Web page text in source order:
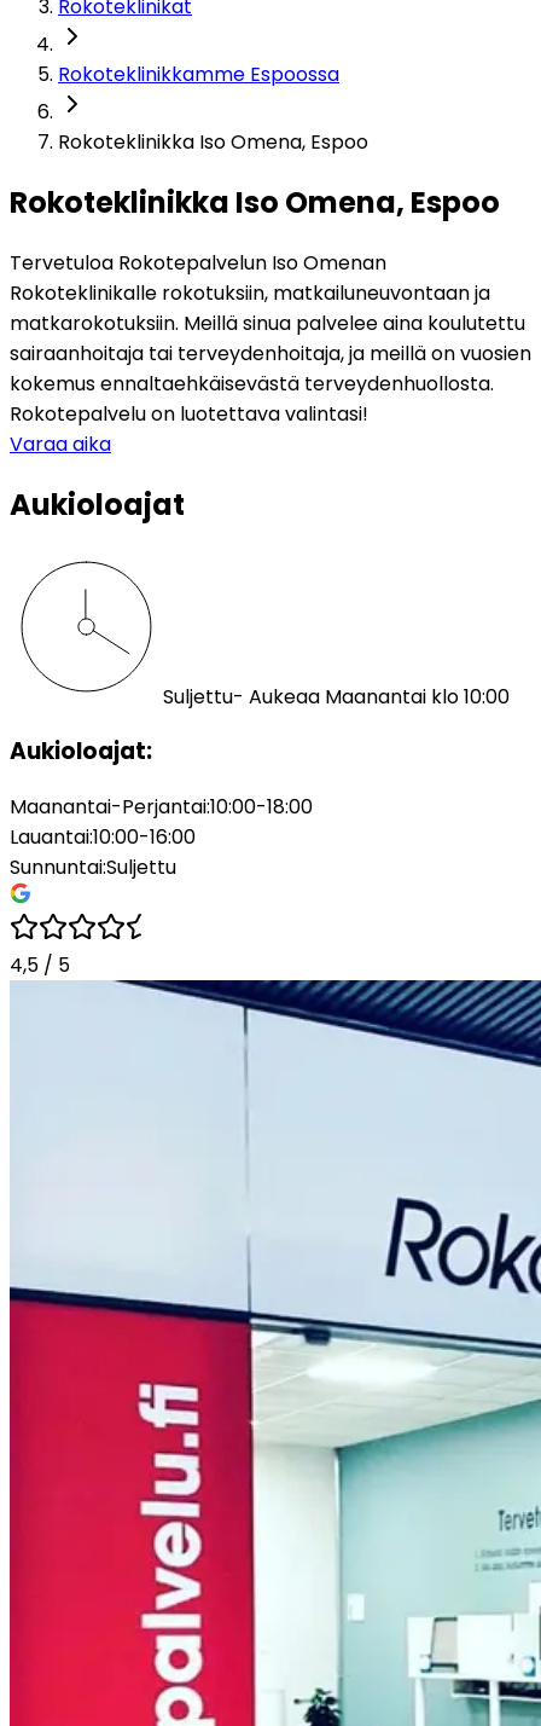
Rokoteklinikat
Rokoteklinikkamme Espoossa
Rokoteklinikka Iso Omena, Espoo
Rokoteklinikka Iso Omena, Espoo
Tervetuloa Rokotepalvelun Iso Omenan
Rokoteklinikalle rokotuksiin, matkailuneuvontaan ja
matkarokotuksiin. Meillä sinua palvelee aina koulutettu
sairaanhoitaja tai terveydenhoitaja, ja meillä on vuosien
kokemus ennaltaehkäisevästä terveydenhuollosta.
Rokotepalvelu on luotettava valintasi!
Varaa aika
Aukioloajat
Suljettu- Aukeaa Maanantai klo 10:00
Aukioloajat:
Maanantai-Perjantai:10:00-18:00
Lauantai:10:00-16:00
Sunnuntai:Suljettu
4,5 / 5